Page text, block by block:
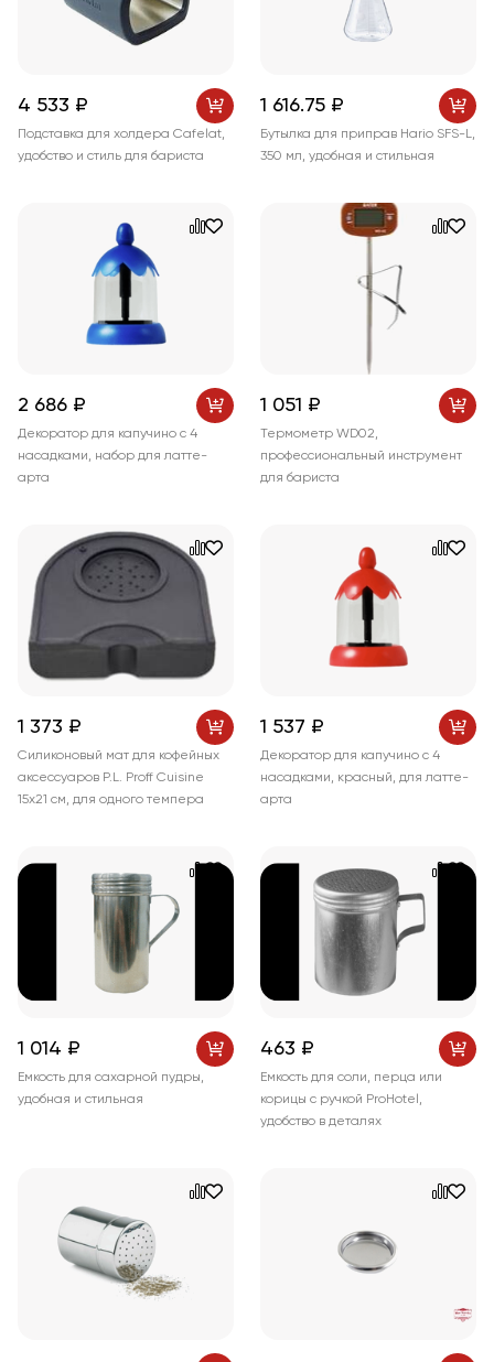
4 533 ₽
Подставка для холдера Cafelat,
удобство и стиль для бариста
1 616.75 ₽
Бутылка для приправ Hario SFS-L,
350 мл, удобная и стильная
2 686 ₽
Декоратор для капучино с 4
насадками, набор для латте-
арта
1 051 ₽
Термометр WD02,
профессиональный инструмент
для бариста
1 373 ₽
Силиконовый мат для кофейных
аксессуаров P.L. Proff Cuisine
15x21 см, для одного темпера
1 537 ₽
Декоратор для капучино с 4
насадками, красный, для латте-
арта
1 014 ₽
Емкость для сахарной пудры,
удобная и стильная
463 ₽
Емкость для соли, перца или
корицы с ручкой ProHotel,
удобство в деталях